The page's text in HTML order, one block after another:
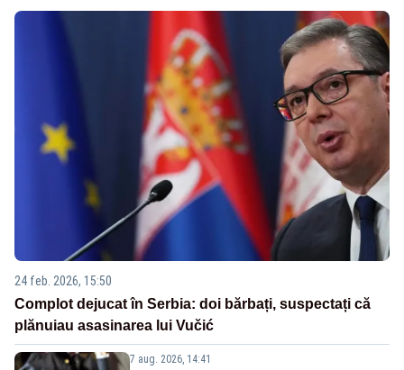
24 feb. 2026, 15:50
Complot dejucat în Serbia: doi bărbați, suspectați că
plănuiau asasinarea lui Vučić
7 aug. 2026, 14:41